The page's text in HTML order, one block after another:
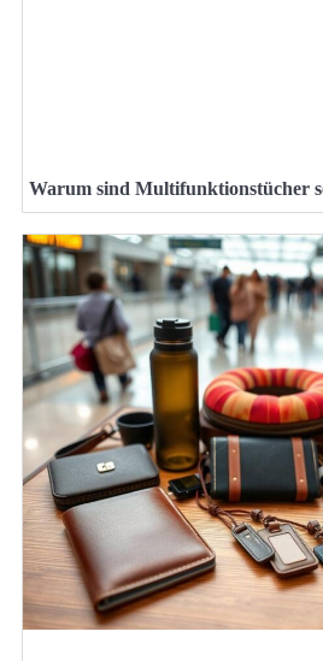
Warum sind Multifunktionstücher